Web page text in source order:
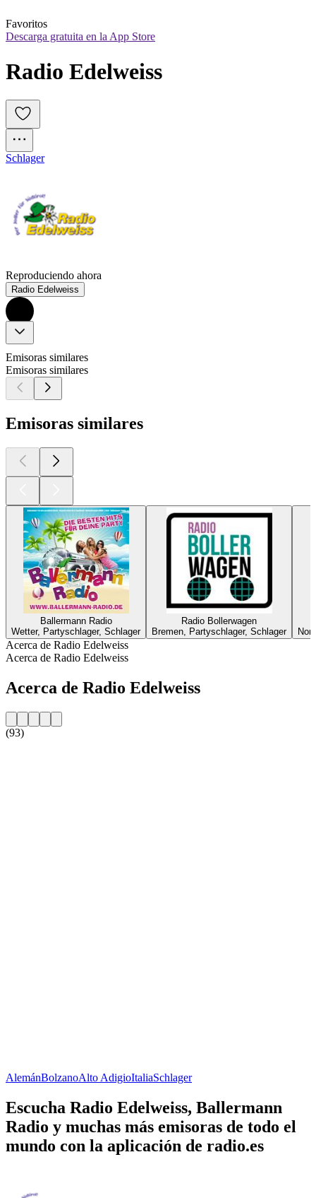
Favoritos
Descarga gratuita en la App Store
Radio Edelweiss
Schlager
Reproduciendo ahora
Radio Edelweiss
Emisoras similares
Emisoras similares
Emisoras similares
Ballermann Radio
Wetter, Partyschlager, Schlager
Radio Bollerwagen
Bremen, Partyschlager, Schlager
Acerca de Radio Edelweiss
Acerca de Radio Edelweiss
Acerca de Radio Edelweiss
(93)
AlemánBolzanoAlto AdigioItaliaSchlager
Escucha Radio Edelweiss, Ballermann
Radio y muchas más emisoras de todo el
mundo con la aplicación de radio.es